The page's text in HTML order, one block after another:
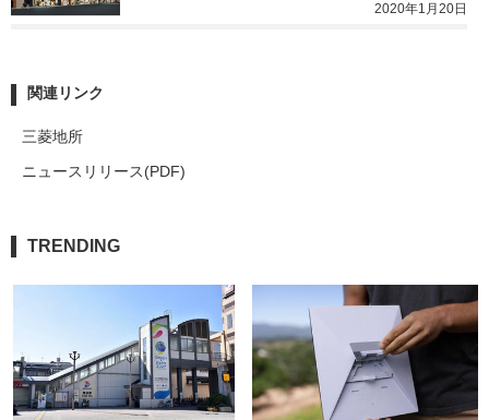
2020年1月20日
関連リンク
三菱地所
ニュースリリース(PDF)
TRENDING